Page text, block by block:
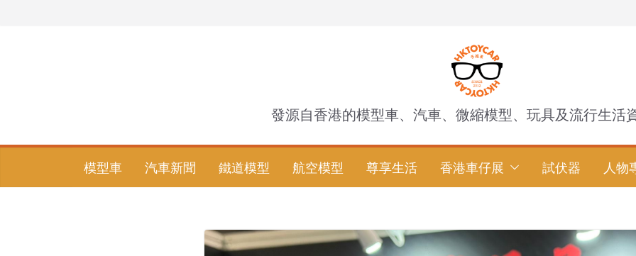
發源自香港的模型車、汽車、微縮模型、玩具及流行生活
模型車 汽車新聞 鐵道模型 航空模型 尊享生活 香港車仔展 試伏器 人物